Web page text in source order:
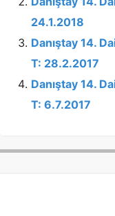
24.1.2018
Danıştay 14.
T: 28.2.2017
Danıştay 14.
T: 6.7.2017